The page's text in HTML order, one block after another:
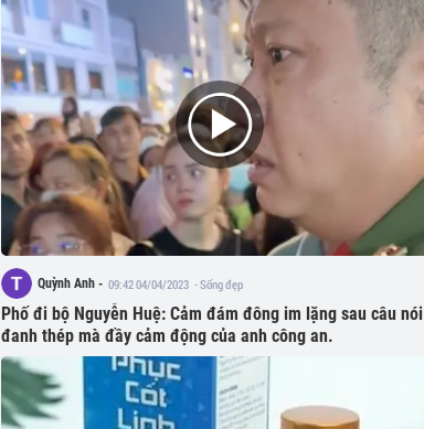
Quỳnh Anh - 09:42 04/04/2023 - Sống đẹp
Phố đi bộ Nguyễn Huệ: Cảm đám đông im lặng sau câu nói
đanh thép mà đầy cảm động của anh công an.